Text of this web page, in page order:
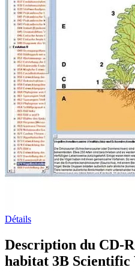
Détails
Description du CD-
habitat 3B Scientific